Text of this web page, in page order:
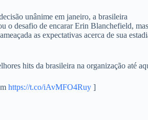
unânime em janeiro, a brasileira
o desafio de encarar Erin Blanchefield, mas
as expectativas acerca de sua
hits da brasileira na organização até
https://t.co/iAvMFO4Ruy ]